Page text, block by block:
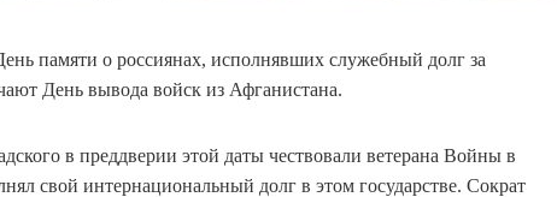
памяти о россиянах, исполнявших служебный долг за
День вывода войск из Афганистана.
в преддверии этой даты чествовали ветерана Войны в
свой интернациональный долг в этом государстве. Сократ